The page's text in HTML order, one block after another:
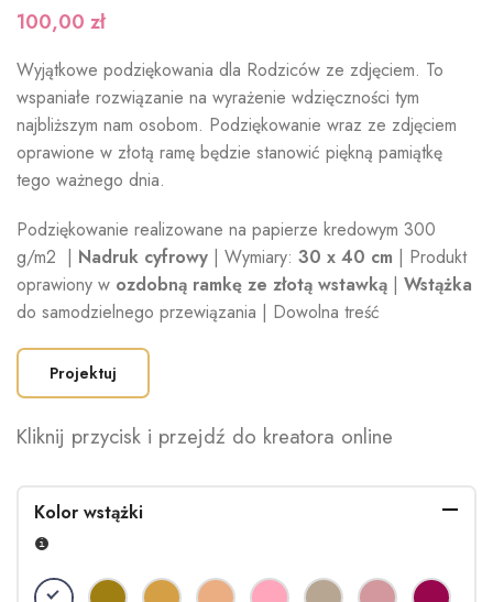
100,00 zł
Wyjątkowe podziękowania dla Rodziców ze zdjęciem. To
wspaniałe rozwiązanie na wyrażenie wdzięczności tym
najbliższym nam osobom. Podziękowanie wraz ze zdjęciem
oprawione w złotą ramę będzie stanowić piękną pamiątkę
tego ważnego dnia.
Podziękowanie realizowane na papierze kredowym 300
g/m2 | Nadruk cyfrowy | Wymiary: 30 x 40 cm | Produkt
oprawiony w ozdobną ramkę ze złotą wstawką | Wstążka
do samodzielnego przewiązania | Dowolna treść
Projektuj
Kliknij przycisk i przejdź do kreatora online
Kolor wstążki